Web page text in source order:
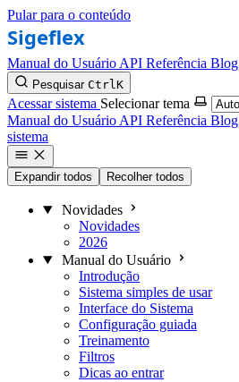
Pular para o conteúdo
Manual do Usuário API Referência Blog
Pesquisar CtrlK
Acessar sistema Selecionar tema
Manual do Usuário API Referência Blog
sistema
Expandir todos Recolher todos
Novidades
Novidades
2026
Manual do Usuário
Introdução
Sistema simples de usar
Interface do Sistema
Configuração guiada
Treinamento
Filtros
Dicas ao entrar